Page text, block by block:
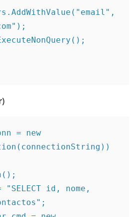
cmd.ExecuteNonQuery();
= new